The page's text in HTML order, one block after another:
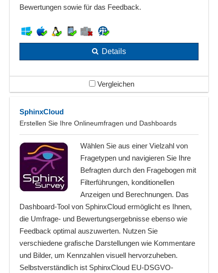
Bewertungen sowie für das Feedback.
Details
Vergleichen
SphinxCloud
Erstellen Sie Ihre Onlineumfragen und Dashboards
Wählen Sie aus einer Vielzahl von
Fragetypen und navigieren Sie Ihre
Befragten durch den Fragebogen mit
Filterführungen, konditionellen
Anzeigen und Berechnungen. Das
Dashboard-Tool von SphinxCloud ermöglicht es Ihnen,
die Umfrage- und Bewertungsergebnisse ebenso wie
Feedback optimal auszuwerten. Nutzen Sie
verschiedene grafische Darstellungen wie Kommentare
und Bilder, um Kennzahlen visuell hervorzuheben.
Selbstverständlich ist SphinxCloud EU-DSGVO-